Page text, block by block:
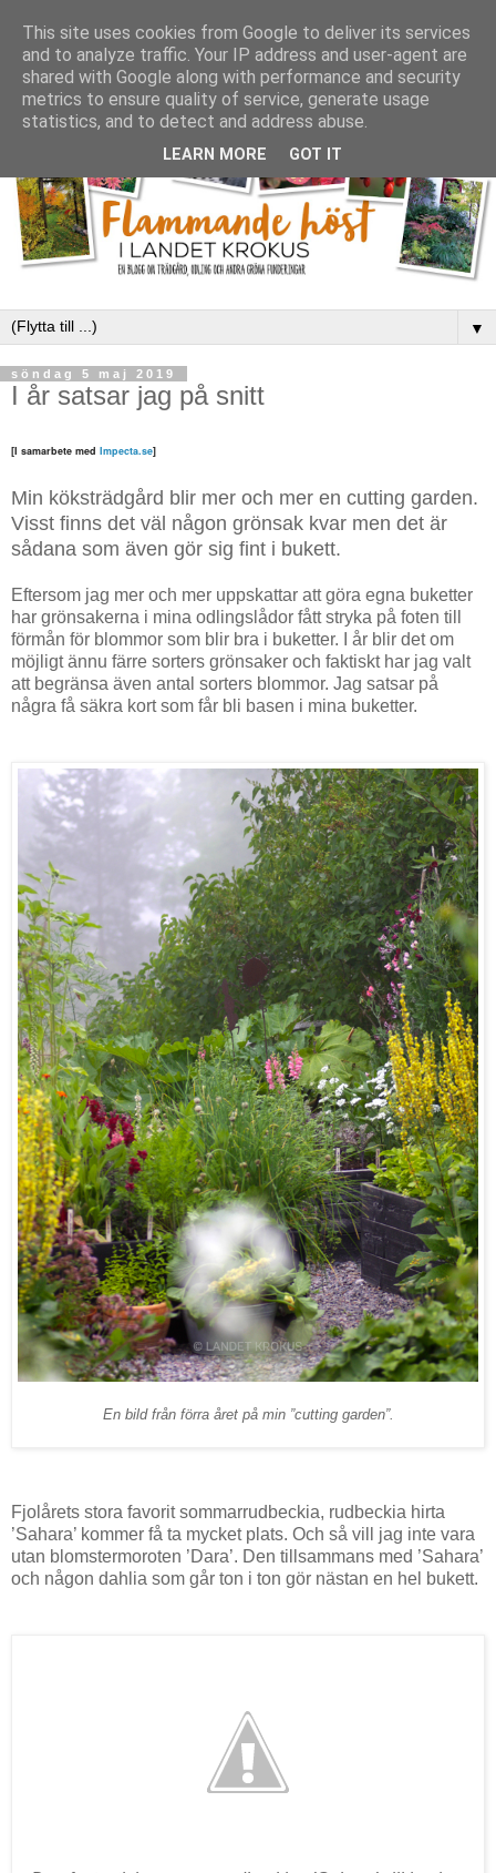
▼
söndag 5 maj 2019
I år satsar jag på snitt
[I samarbete med Impecta.se]
Min köksträdgård blir mer och mer en cutting garden.
Visst finns det väl någon grönsak kvar men det är
sådana som även gör sig fint i bukett.
Eftersom jag mer och mer uppskattar att göra egna buketter
har grönsakerna i mina odlingslådor fått stryka på foten till
förmån för blommor som blir bra i buketter.
I år blir det om
möjligt ännu färre sorters grönsaker och faktiskt har jag valt
att begränsa även antal sorters blommor. Jag satsar på
några få säkra kort som får bli basen i mina buketter.
En bild från förra året på min ”cutting garden”.
Fjolårets stora favorit sommarrudbeckia, rudbeckia hirta
’Sahara’ kommer få ta mycket plats. Och så vill jag inte vara
utan blomstermoroten ’Dara’. Den tillsammans med ’Sahara’
och någon dahlia som går ton i ton gör nästan en hel bukett.
This site uses cookies from Google to deliver its services
and to analyze traffic. Your IP address and user-agent are
shared with Google along with performance and security
metrics to ensure quality of service, generate usage
statistics, and to detect and address abuse.
LEARN MORE GOT IT